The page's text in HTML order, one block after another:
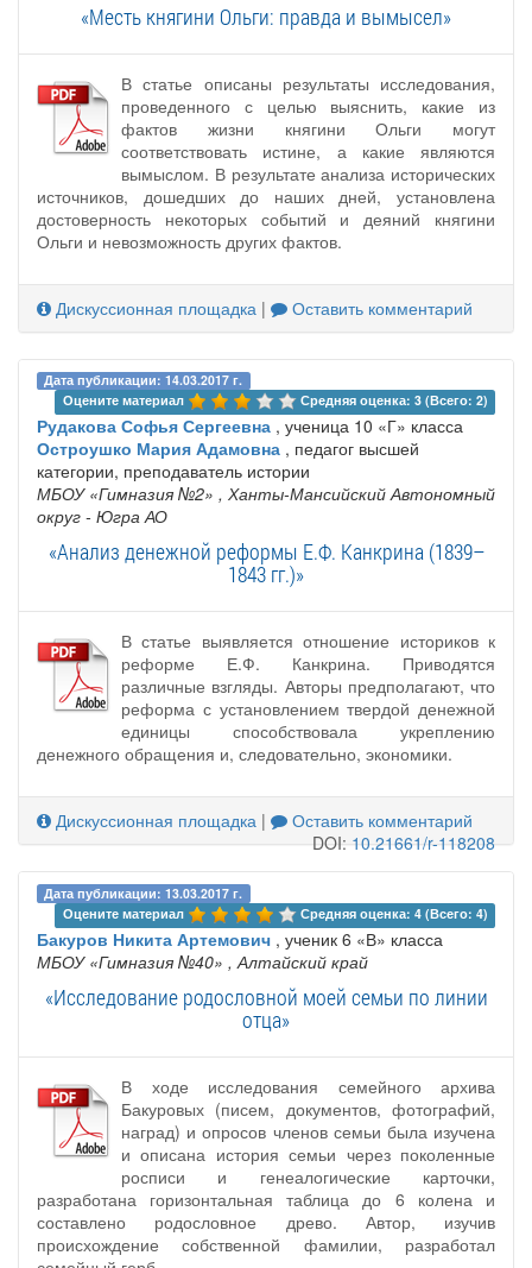
«Месть княгини Ольги: правда и вымысел»
В статье описаны результаты исследования,
проведенного с целью выяснить, какие из
фактов жизни княгини Ольги могут
соответствовать истине, а какие являются
вымыслом. В результате анализа исторических
источников, дошедших до наших дней, установлена
достоверность некоторых событий и деяний княгини
Ольги и невозможность других фактов.
Дискуссионная площадка | Оставить комментарий
Дата публикации: 14.03.2017 г.
Оцените материал
Средняя оценка: 3 (Всего: 2)
Рудакова Софья Сергеевна , ученица 10 «Г» класса
Остроушко Мария Адамовна , педагог высшей
категории, преподаватель истории
МБОУ «Гимназия №2» , Ханты-Мансийский Автономный
округ - Югра АО
«Анализ денежной реформы Е.Ф. Канкрина (1839–
1843 гг.)»
В статье выявляется отношение историков к
реформе Е.Ф. Канкрина. Приводятся
различные взгляды. Авторы предполагают, что
реформа с установлением твердой денежной
единицы способствовала укреплению
денежного обращения и, следовательно, экономики.
Дискуссионная площадка |
Оставить комментарий
DOI:10.21661/r-118208
Дата публикации: 13.03.2017 г.
Оцените материал
Средняя оценка: 4 (Всего: 4)
Бакуров Никита Артемович , ученик 6 «В» класса
МБОУ «Гимназия №40» , Алтайский край
«Исследование родословной моей семьи по линии
отца»
В ходе исследования семейного архива
Бакуровых (писем, документов, фотографий,
наград) и опросов членов семьи была изучена
и описана история семьи через поколенные
росписи и генеалогические карточки,
разработана горизонтальная таблица до 6 колена и
составлено родословное древо. Автор, изучив
происхождение собственной фамилии, разработал